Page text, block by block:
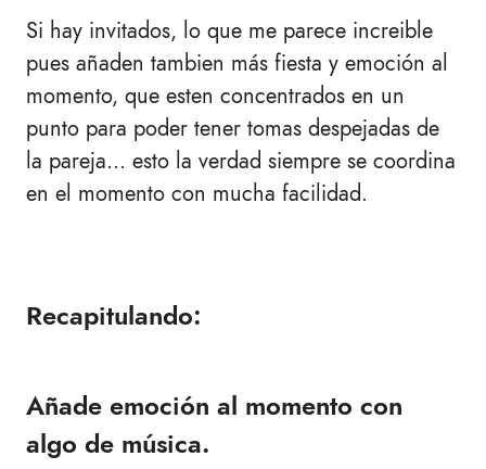
Si hay invitados, lo que me parece increible
pues añaden tambien más fiesta y emoción al
momento, que esten concentrados en un
punto para poder tener tomas despejadas de
la pareja... esto la verdad siempre se coordina
en el momento con mucha facilidad.
Recapitulando:
Añade emoción al momento con
algo de música.